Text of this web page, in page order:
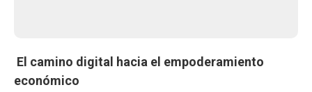
El camino digital hacia el empoderamiento
económico